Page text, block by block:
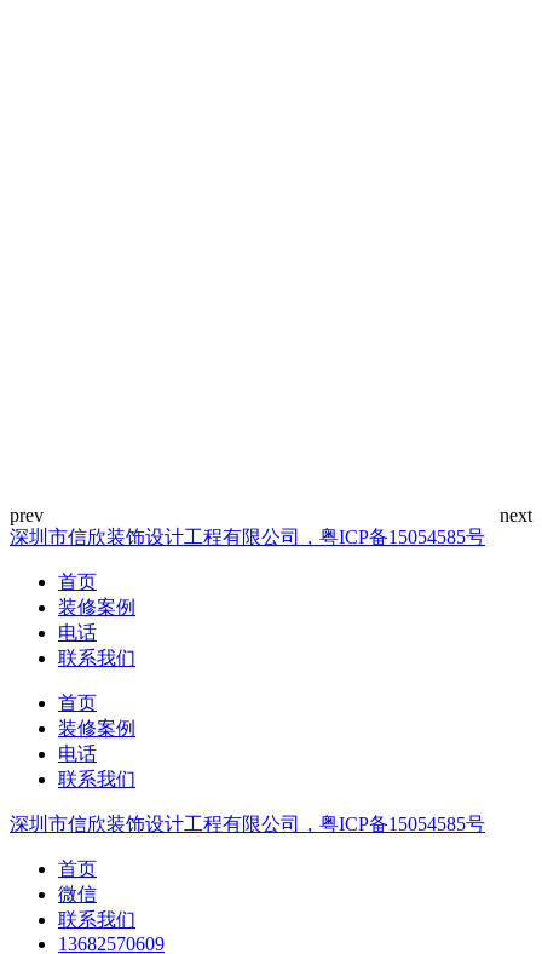
深圳市信欣装饰设计工程有限公司，粤ICP备15054585号
首页
装修案例
电话
联系我们
首页
装修案例
电话
联系我们
深圳市信欣装饰设计工程有限公司，粤ICP备15054585号
首页
微信
联系我们
13682570609